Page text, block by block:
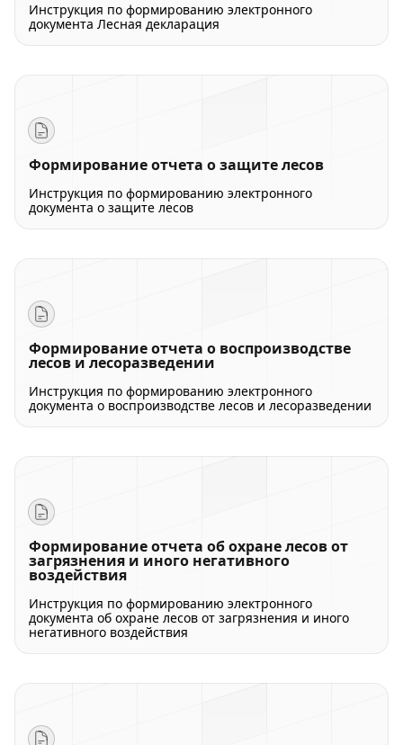
Инструкция по формированию электронного
документа Лесная декларация
Формирование отчета о защите лесов
Инструкция по формированию электронного
документа о защите лесов
Формирование отчета о воспроизводстве
лесов и лесоразведении
Инструкция по формированию электронного
документа о воспроизводстве лесов и лесоразведении
Формирование отчета об охране лесов от
загрязнения и иного негативного
воздействия
Инструкция по формированию электронного
документа об охране лесов от загрязнения и иного
негативного воздействия